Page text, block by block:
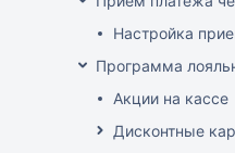
Настройка
Программа
Акции на кассе
Дисконтные